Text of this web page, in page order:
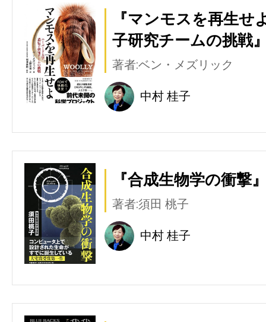
『マンモスを再生せ
子研究チームの挑戦
著者:ベン・メズリック
中村 桂子
『合成生物学の衝撃
著者:須田 桃子
中村 桂子